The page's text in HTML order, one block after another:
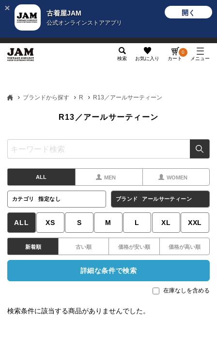
古着屋JAM
公式オンラインストアアプリ
開く
検索 お気に入り カート
0
メニュー
ブランドから探す R R13／アールサーティーン
R13／アールサーティーン
ALL MEN WOMEN
カテゴリ 指定なし ブランド アールサーティーン
ALL XS S M L XL XXL
新着順 古い順 価格が安い順 価格が高い順
詳細な条件で検索
在庫なしを含める
検索条件に該当する商品がありませんでした。